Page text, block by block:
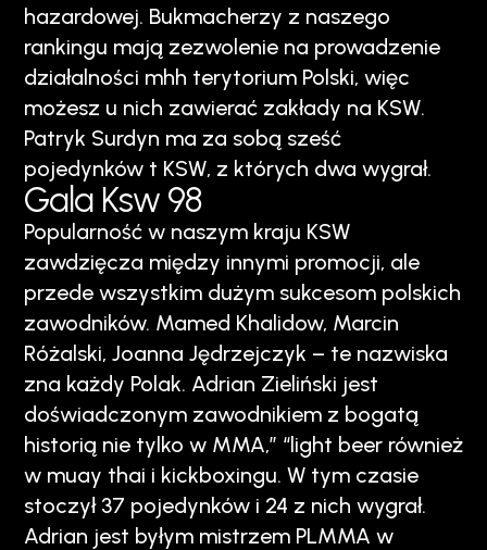
hazardowej. Bukmacherzy z naszego
rankingu mają zezwolenie na prowadzenie
działalności mhh terytorium Polski, więc
możesz u nich zawierać zakłady na KSW.
Patryk Surdyn ma za sobą sześć
pojedynków t KSW, z których dwa wygrał.
Gala Ksw 98
Popularność w naszym kraju KSW
zawdzięcza między innymi promocji, ale
przede wszystkim dużym sukcesom polskich
zawodników. Mamed Khalidow, Marcin
Różalski, Joanna Jędrzejczyk – te nazwiska
zna każdy Polak. Adrian Zieliński jest
doświadczonym zawodnikiem z bogatą
historią nie tylko w MMA,” “light beer również
w muay thai i kickboxingu. W tym czasie
stoczył 37 pojedynków i 24 z nich wygrał.
Adrian jest byłym mistrzem PLMMA w